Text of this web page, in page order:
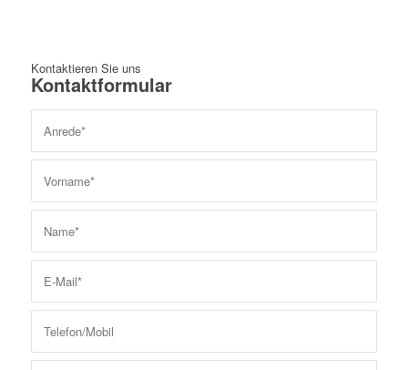
Kontaktieren Sie uns
Kontaktformular